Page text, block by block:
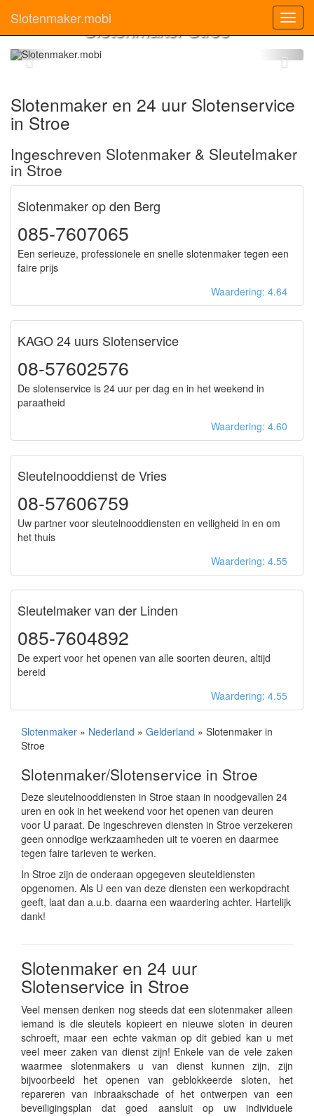
Slotenmaker.mobiSlotenmaker Stroe
Slotenmaker en 24 uur Slotenservice
in Stroe
Ingeschreven Slotenmaker & Sleutelmaker
in Stroe
Slotenmaker op den Berg
085-7607065
Een serieuze, professionele en snelle slotenmaker tegen een
faire prijs
Waardering: 4.64
KAGO 24 uurs Slotenservice
08-57602576
De slotenservice is 24 uur per dag en in het weekend in
paraatheid
Waardering: 4.60
Sleutelnooddienst de Vries
08-57606759
Uw partner voor sleutelnooddiensten en veiligheid in en om
het thuis
Waardering: 4.55
Sleutelmaker van der Linden
085-7604892
De expert voor het openen van alle soorten deuren, altijd
bereid
Waardering: 4.55
Slotenmaker » Nederland » Gelderland » Slotenmaker in
Stroe
Slotenmaker/Slotenservice in Stroe
Deze sleutelnooddiensten in Stroe staan in noodgevallen 24
uren en ook in het weekend voor het openen van deuren
voor U paraat. De ingeschreven diensten in Stroe verzekeren
geen onnodige werkzaamheden uit te voeren en daarmee
tegen faire tarieven te werken.
In Stroe zijn de onderaan opgegeven sleuteldiensten
opgenomen. Als U een van deze diensten een werkopdracht
geeft, laat dan a.u.b. daarna een waardering achter. Hartelijk
dank!
Slotenmaker en 24 uur
Slotenservice in Stroe
Veel mensen denken nog steeds dat een slotenmaker alleen
iemand is die sleutels kopieert en nieuwe sloten in deuren
schroeft, maar een echte vakman op dit gebied kan u met
veel meer zaken van dienst zijn! Enkele van de vele zaken
waarmee slotenmakers u van dienst kunnen zijn, zijn
bijvoorbeeld het openen van geblokkeerde sloten, het
repareren van inbraakschade of het ontwerpen van een
beveiligingsplan dat goed aansluit op uw individuele